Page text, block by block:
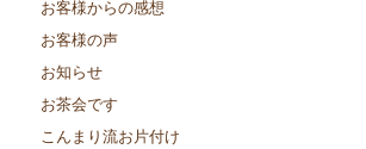
お客様からの感想
お客様の声
お知らせ
お茶会です
こんまり流お片付け